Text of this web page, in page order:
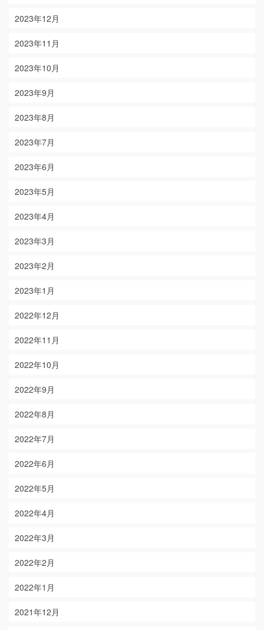
2023年12月
2023年11月
2023年10月
2023年9月
2023年8月
2023年7月
2023年6月
2023年5月
2023年4月
2023年3月
2023年2月
2023年1月
2022年12月
2022年11月
2022年10月
2022年9月
2022年8月
2022年7月
2022年6月
2022年5月
2022年4月
2022年3月
2022年2月
2022年1月
2021年12月